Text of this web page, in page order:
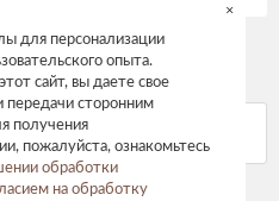
для персонализации
опыта.
сайт, вы даете свое
передачи сторонним
получения
пожалуйста, ознакомьтесь
обработки
на обработку
×